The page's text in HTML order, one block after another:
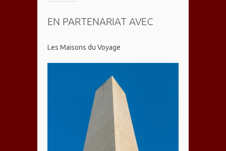
EN PARTENARIAT AVEC
Les Maisons du Voyage